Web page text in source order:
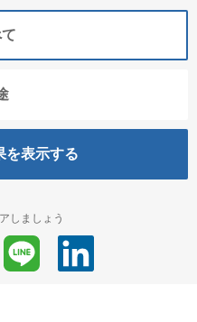
を表示する
しましょう